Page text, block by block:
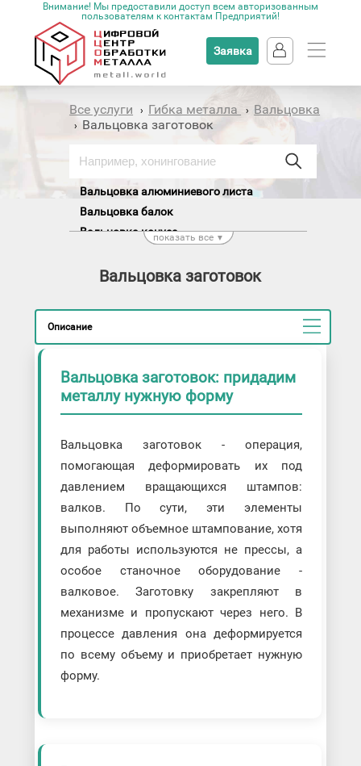
Внимание! Мы предоставили доступ всем авторизованным
пользователям к контактам Предприятий!
Заявка
Все услуги › Гибка металла › Вальцовка
› Вальцовка заготовок
Вальцовка алюминиевого листа
Вальцовка балок
Вальцовка конуса
Вальцовка медных трубок
Вальцовка профиля
Вальцовка прутков
Вальцовка уголка
Вальцовка швеллера
Развальцовка труб
показать все ▼
Вальцовка заготовок
Описание
Вальцовка заготовок: придадим
металлу нужную форму
Вальцовка заготовок - операция,
помогающая деформировать их под
давлением вращающихся штампов:
валков. По сути, эти элементы
выполняют объемное штампование, хотя
для работы используются не прессы, а
особое станочное оборудование -
валковое. Заготовку закрепляют в
механизме и пропускают через него. В
процессе давления она деформируется
по всему объему и приобретает нужную
форму.